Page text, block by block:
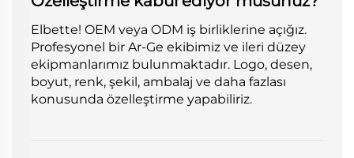
Elbette! OEM veya ODM iş birliklerine açığız.
Profesyonel bir Ar-Ge ekibimiz ve ileri düzey
ekipmanlarımız bulunmaktadır. Logo, desen,
boyut, renk, şekil, ambalaj ve daha fazlası
konusunda özelleştirme yapabiliriz.